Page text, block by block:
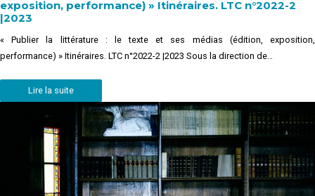
exposition, performance) » Itinéraires. LTC n°2022-2
|2023
« Publier la littérature : le texte et ses médias (édition, exposition,
performance) » Itinéraires. LTC n°2022-2 |2023 Sous la direction de…
Lire la suite